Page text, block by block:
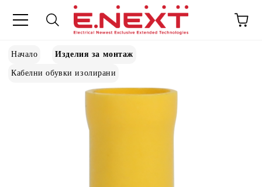
Начало Изделия за монтаж
Кабелни обувки изолирани